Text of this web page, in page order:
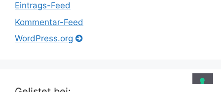
Eintrags-Feed
Kommentar-Feed
WordPress.org